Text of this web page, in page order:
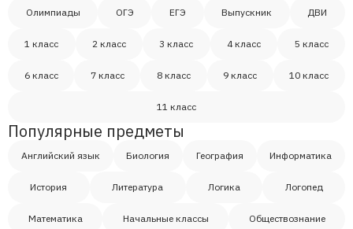
Олимпиады ОГЭ ЕГЭ Выпускник ДВИ
1 класс 2 класс 3 класс 4 класс 5 класс
6 класс 7 класс 8 класс 9 класс 10 класс
11 класс
Популярные предметы
Английский язык Биология География Информатика
История Литература Логика Логопед
Математика Начальные классы Обществознание